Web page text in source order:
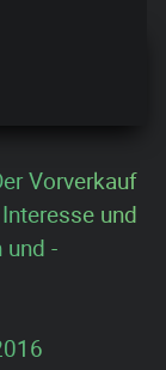
Vorverkauf
und
und -